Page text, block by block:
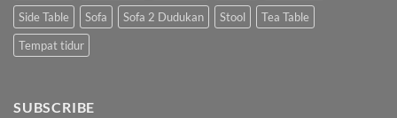
Side Table
Sofa Sofa 2 Dudukan Stool
Tea Table
Tempat tidur
SUBSCRIBE